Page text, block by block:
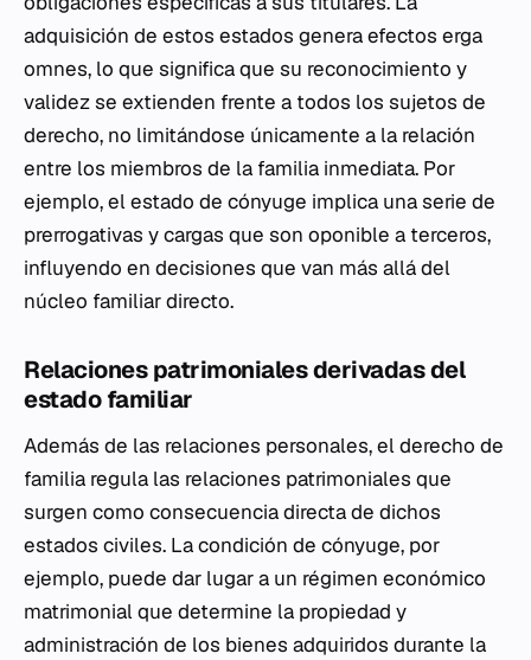
adquisición de estos estados genera efectos erga
omnes, lo que significa que su reconocimiento y
validez se extienden frente a todos los sujetos de
derecho, no limitándose únicamente a la relación
entre los miembros de la familia inmediata. Por
ejemplo, el estado de cónyuge implica una serie de
prerrogativas y cargas que son oponible a terceros,
influyendo en decisiones que van más allá del
núcleo familiar directo.
Relaciones patrimoniales derivadas del
estado familiar
Además de las relaciones personales, el derecho de
familia regula las relaciones patrimoniales que
surgen como consecuencia directa de dichos
estados civiles. La condición de cónyuge, por
ejemplo, puede dar lugar a un régimen económico
matrimonial que determine la propiedad y
administración de los bienes adquiridos durante la